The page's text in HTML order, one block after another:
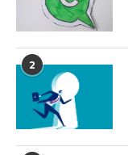
2